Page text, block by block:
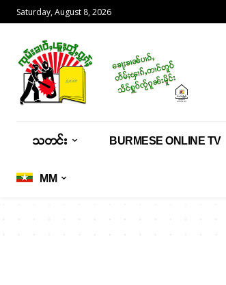
Saturday, August 8, 2026
သတင်း BURMESE ONLINE TV
MM